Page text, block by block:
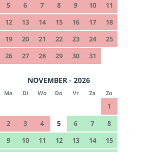
5
6 7 8 9 10
11
12
13 14 15 16 17
18
19
20 21 22 23 24
25
26
27 28 29 30 31
NOVEMBER - 2026
Ma Di Wo Do Vr Za Zo
1
2
3 4 5 6 7
8
9
10 11 12 13 14
15